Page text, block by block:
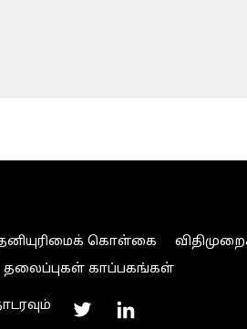
கொள்கை
தலைப்புகள் காப்பகங்கள்